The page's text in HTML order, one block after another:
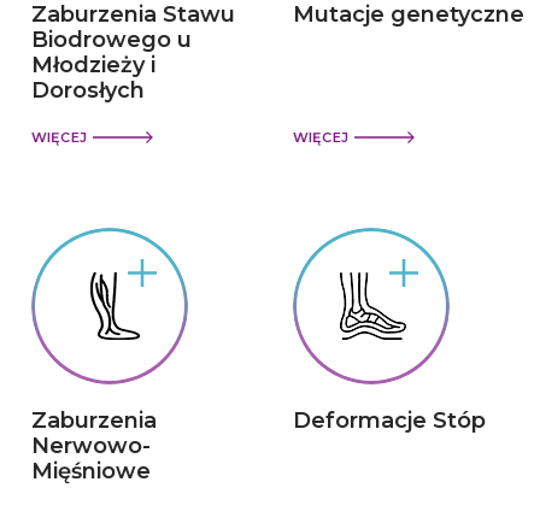
Zaburzenia Stawu
Biodrowego u
Młodzieży i
Dorosłych
WIĘCEJ
Mutacje genetyczne
WIĘCEJ
Zaburzenia
Nerwowo-
Mięśniowe
Deformacje Stóp